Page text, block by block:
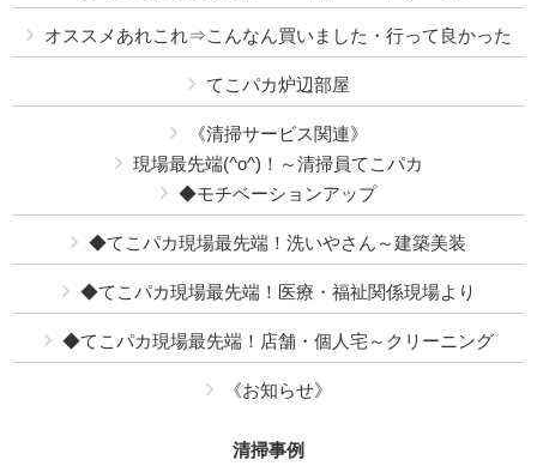
オススメあれこれ⇒こんなん買いました・行って良かった
てこパカ炉辺部屋
《清掃サービス関連》
現場最先端(^o^)！～清掃員てこパカ
◆モチベーションアップ
◆てこパカ現場最先端！洗いやさん～建築美装
◆てこパカ現場最先端！医療・福祉関係現場より
◆てこパカ現場最先端！店舗・個人宅～クリーニング
《お知らせ》
清掃事例